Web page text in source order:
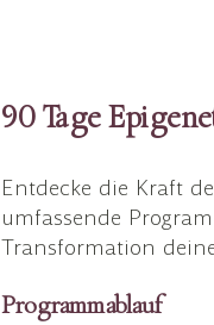
90 Tage
Entdecke die Kraft
umfassende
Transformation
Programmablauf